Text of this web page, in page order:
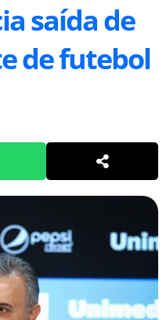
saída de
de futebol